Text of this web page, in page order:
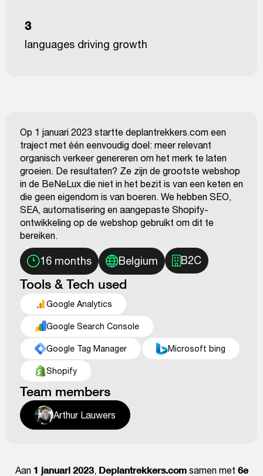
3
languages driving growth
Op 1 januari 2023 startte deplantrekkers.com een
traject met één eenvoudig doel: meer relevant
organisch verkeer genereren om het merk te laten
groeien. De resultaten? Ze zijn de grootste webshop
in de BeNeLux die niet in het bezit is van een keten en
die geen eigendom is van boeren. We hebben SEO,
SEA, automatisering en aangepaste Shopify-
ontwikkeling op de webshop gebruikt om dit te
bereiken.
16 months Belgium B2C
Tools & Tech used
Google Analytics
Google Search Console
Google Tag Manager Microsoft bing
Shopify
Team members
Arthur Lauwers
Aan 1 januari 2023, Deplantrekkers.comsamen met 6e